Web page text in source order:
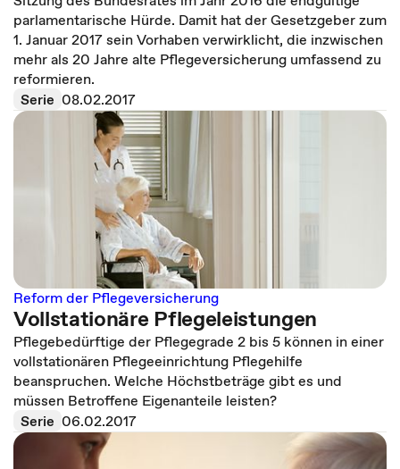
parlamentarische Hürde. Damit hat der Gesetzgeber zum
1. Januar 2017 sein Vorhaben verwirklicht, die inzwischen
mehr als 20 Jahre alte Pflegeversicherung umfassend zu
reformieren.
Serie 08.02.2017
Reform der Pflegeversicherung
Vollstationäre Pflegeleistungen
Pflegebedürftige der Pflegegrade 2 bis 5 können in einer
vollstationären Pflegeeinrichtung Pflegehilfe
beanspruchen. Welche Höchstbeträge gibt es und
müssen Betroffene Eigenanteile leisten?
Serie 06.02.2017